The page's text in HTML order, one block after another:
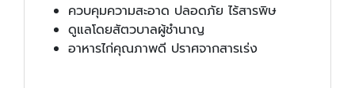
ควบคุมความสะอาด ปลอดภัย ไร้สารพิษ
ดูแลโดยสัตวบาลผู้ชำนาญ
อาหารไก่คุณภาพดี ปราศจากสารเร่ง